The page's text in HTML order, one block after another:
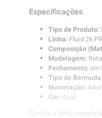
Especificações
Tipo de Produto:
Linha: Fluid 2k
Composição
Modelagem: Reta
Fechamento: em
Tipo de Bermuda:
Numeração:
Cor:Azul
Confira a linha